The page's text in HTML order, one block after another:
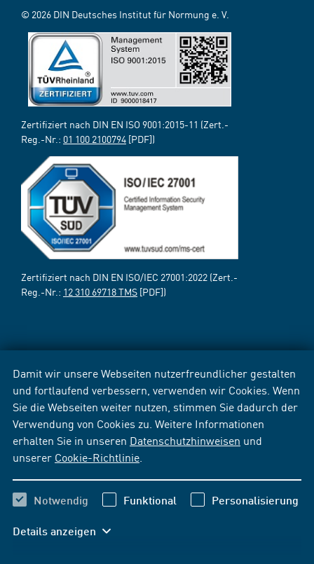
Damit wir unsere Webseiten nutzerfreundlicher gestalten
und fortlaufend verbessern, verwenden wir Cookies. Wenn
Sie die Webseiten weiter nutzen, stimmen Sie dadurch der
Verwendung von Cookies zu. Weitere Informationen
erhalten Sie in unseren Datenschutzhinweisen und
unserer Cookie-Richtlinie
Notwendig Funktional Personalisierung
Details anzeigen
© 2026 DIN Deutsches Institut für Normung e. V.
Zertifiziert nach DIN EN ISO 9001:2015-11 (Zert.-
Reg.-Nr.: 01 100 2100794 [PDF])
Zertifiziert nach DIN EN ISO/IEC 27001:2022 (Zert.-
Reg.-Nr.: 12 310 69718 TMS [PDF])